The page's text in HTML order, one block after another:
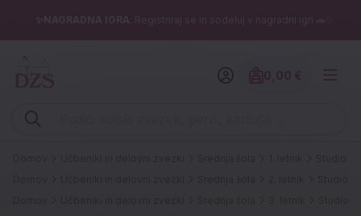
✨NAGRADNA IGRA : Registriraj se in sodeluj v nagradni igri 🚗✨
Vpišite iskalni niz (šolski zvezek, pero, kartuše ...)
Znesek